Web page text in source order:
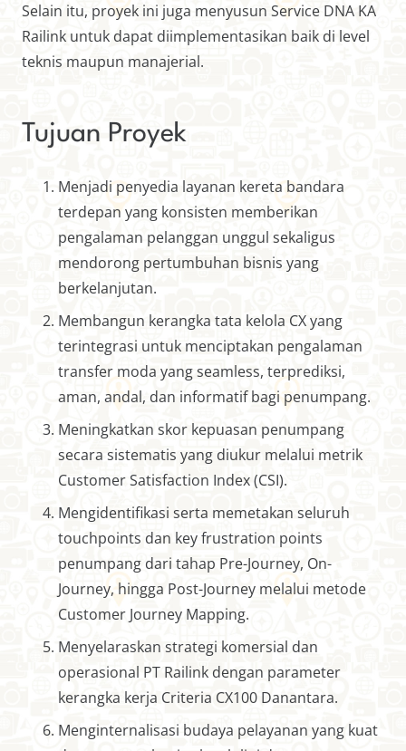
Selain itu, proyek ini juga menyusun Service DNA KA
Railink untuk dapat diimplementasikan baik di level
teknis maupun manajerial.
Tujuan Proyek
Menjadi penyedia layanan kereta bandara
terdepan yang konsisten memberikan
pengalaman pelanggan unggul sekaligus
mendorong pertumbuhan bisnis yang
berkelanjutan.
Membangun kerangka tata kelola CX yang
terintegrasi untuk menciptakan pengalaman
transfer moda yang seamless, terprediksi,
aman, andal, dan informatif bagi penumpang.
Meningkatkan skor kepuasan penumpang
secara sistematis yang diukur melalui metrik
Customer Satisfaction Index (CSI).
Mengidentifikasi serta memetakan seluruh
touchpoints dan key frustration points
penumpang dari tahap Pre-Journey, On-
Journey, hingga Post-Journey melalui metode
Customer Journey Mapping.
Menyelaraskan strategi komersial dan
operasional PT Railink dengan parameter
kerangka kerja Criteria CX100 Danantara.
Menginternalisasi budaya pelayanan yang kuat